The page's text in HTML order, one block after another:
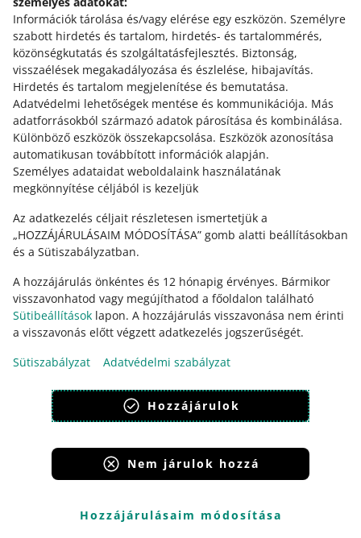
Információk tárolása és/vagy elérése egy eszközön. Személyre
szabott hirdetés és tartalom, hirdetés- és tartalommérés,
közönségkutatás és szolgáltatásfejlesztés. Biztonság,
visszaélések megakadályozása és észlelése, hibajavítás.
Hirdetés és tartalom megjelenítése és bemutatása.
Adatvédelmi lehetőségek mentése és kommunikációja. Más
adatforrásokból származó adatok párosítása és kombinálása.
Különböző eszközök összekapcsolása. Eszközök azonosítása
automatikusan továbbított információk alapján.
Személyes adataidat weboldalaink használatának
megkönnyítése céljából is kezeljük
Az adatkezelés céljait részletesen ismertetjük a
„HOZZÁJÁRULÁSAIM MÓDOSÍTÁSA” gomb alatti beállításokban
és a Sütiszabályzatban.
A hozzájárulás önkéntes és 12 hónapig érvényes. Bármikor
visszavonhatod vagy megújíthatod a főoldalon található
Sütibeállítások lapon. A hozzájárulás visszavonása nem érinti
a visszavonás előtt végzett adatkezelés jogszerűségét.
Sütiszabályzat
Adatvédelmi szabályzat
Hozzájárulok
Nem járulok hozzá
Hozzájárulásaim módosítása
az OSS-rendszerrel Magyarországon
A más uniós országokba irányuló termékértékesítés
áfájának elszámolása:
Jelentsd be az áfa alapját és az áfakulcsokat minden
egyes ország esetében, ahová árut szállítottál (az
áfakulcsokat a legördülő listákból választhatod ki)!
Az áfa alapját forintban kell bevallani, ezért az
áfaalapot külföldi pénznemről forintra kell átszámítani
napján érvényes árfolyamán.
Negyedévente egyszer (a negyedévet követő hónap
honlaponkeresztül! Ebben a bevallásban tüntesd fel
az összes OSS hatálya alá tartozó ügylet áfáját!
Fizesd be a teljes áfa összegét a Nemzeti Adó- és
Vámhivatalnak. Az átutalást forintban teljesítsd és a
befizetés során add meg a bevallás hivatkozási
negyedévét követő hónap végéig tedd meg.
ügylet évének végétől számított 10 évig kell megőrizni